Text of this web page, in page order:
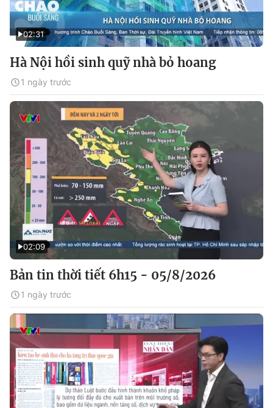
02:31
Hà Nội hồi sinh quỹ nhà bỏ hoang
1 ngày trước
02:09
Bản tin thời tiết 6h15 - 05/8/2026
1 ngày trước